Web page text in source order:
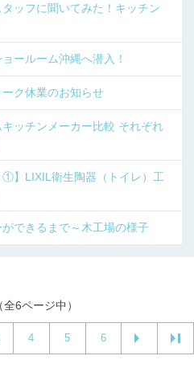
ッフに聞いてみた！キッチン
ールーム沖縄へ潜入！
ク休業のお知らせ
キッチンメーカー比較 それぞれ
①】LIXIL衛生陶器（トイレ）工
できるまで～木工場の様子
6ページ中）
4 5 6